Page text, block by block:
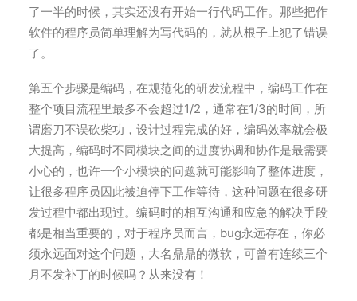
了一半的时候，其实还没有开始一行代码工作。那些把作
软件的程序员简单理解为写代码的，就从根子上犯了错误
了。
第五个步骤是编码，在规范化的研发流程中，编码工作在
整个项目流程里最多不会超过1/2，通常在1/3的时间，所
谓磨刀不误砍柴功，设计过程完成的好，编码效率就会极
大提高，编码时不同模块之间的进度协调和协作是最需要
小心的，也许一个小模块的问题就可能影响了整体进度，
让很多程序员因此被迫停下工作等待，这种问题在很多研
发过程中都出现过。编码时的相互沟通和应急的解决手段
都是相当重要的，对于程序员而言，bug永远存在，你必
须永远面对这个问题，大名鼎鼎的微软，可曾有连续三个
月不发补丁的时候吗？从来没有！